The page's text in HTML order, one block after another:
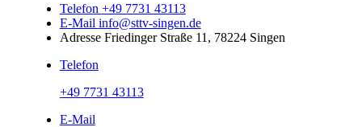
Telefon +49 7731 43113
E-Mail info@sttv-singen.de
Adresse Friedinger Straße 11, 78224 Singen
Telefon
+49 7731 43113
E-Mail